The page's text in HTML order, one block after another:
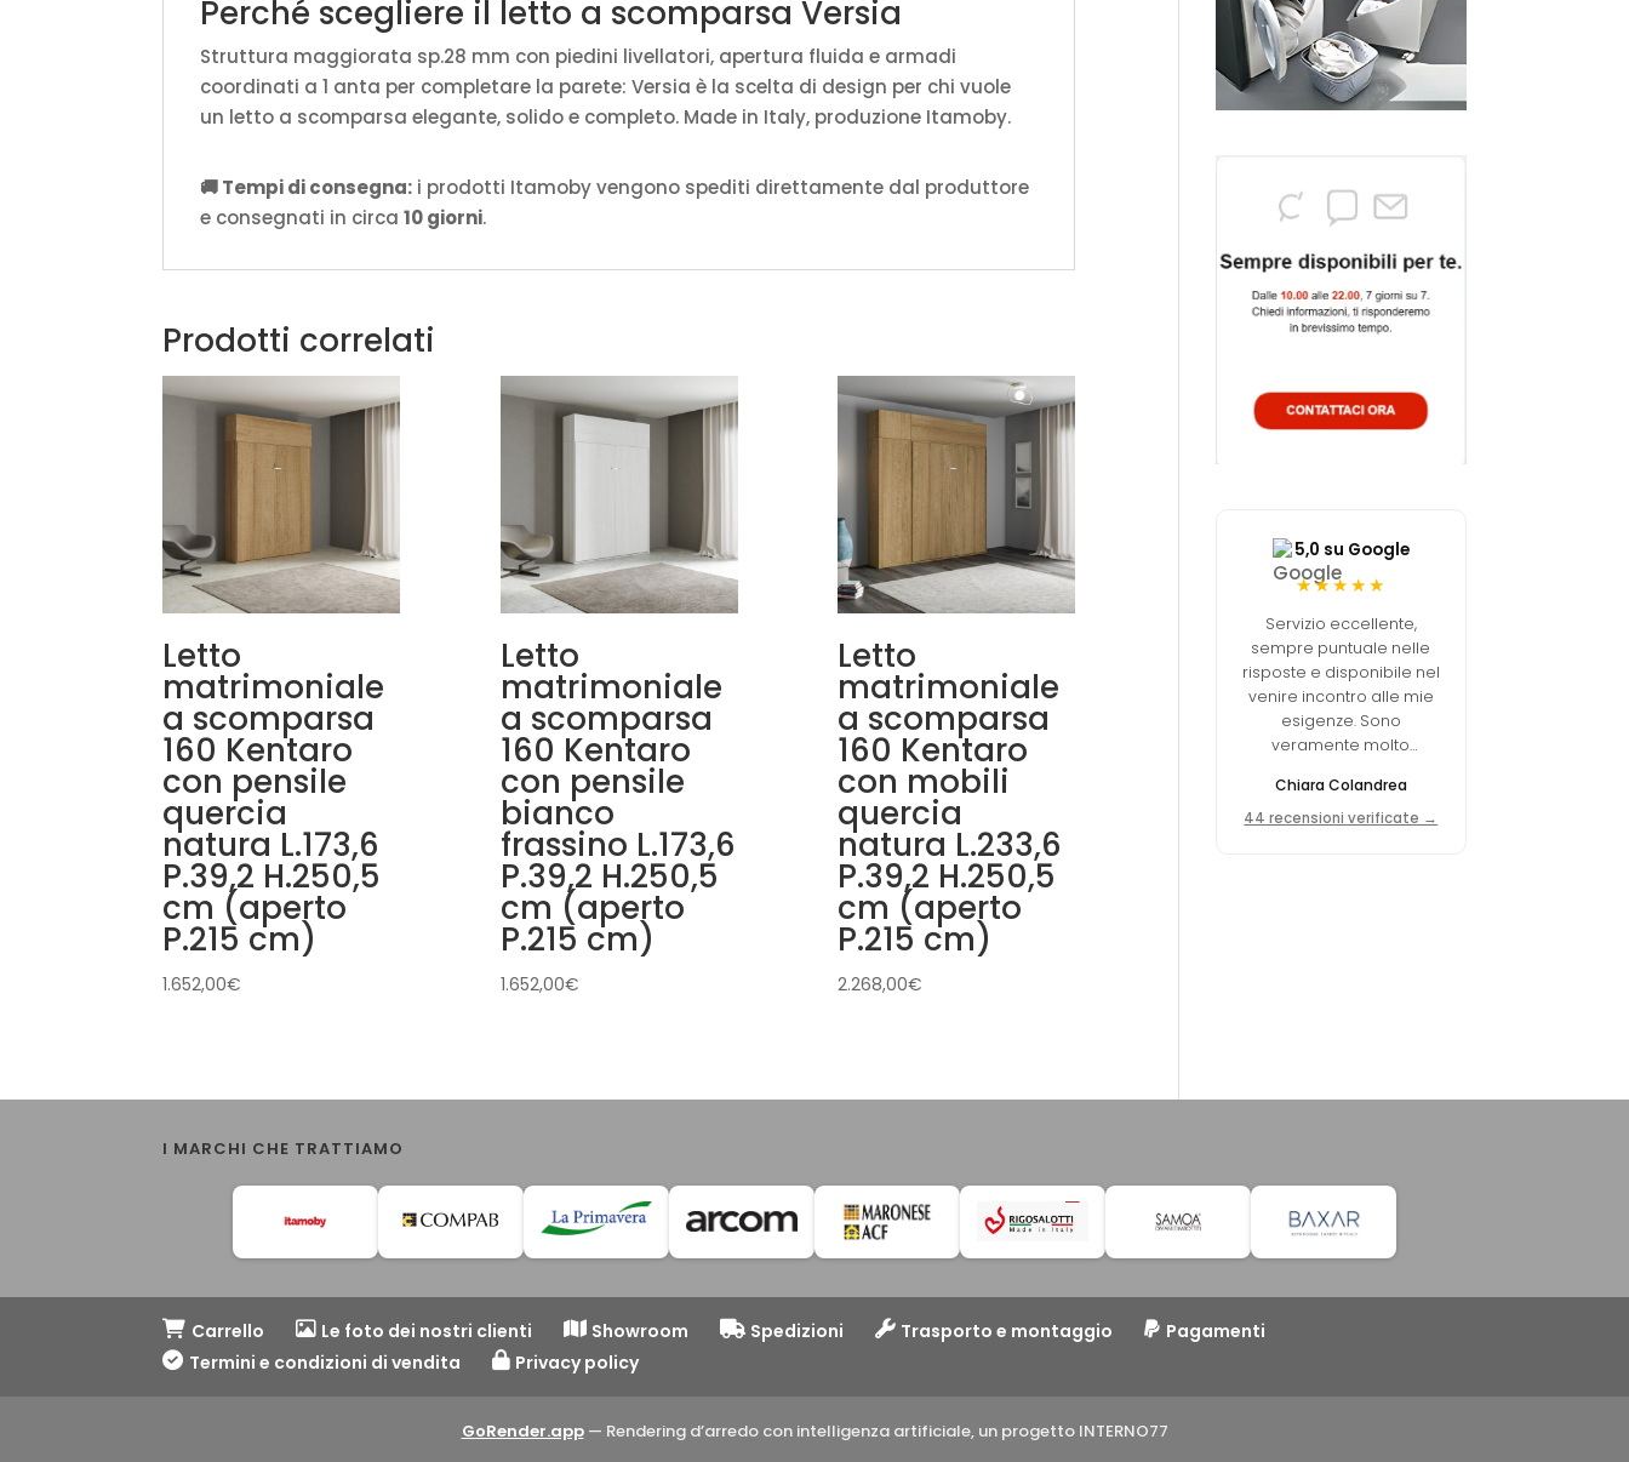
Perché scegliere il letto a scomparsa Versia
Struttura maggiorata sp.28 mm con piedini livellatori, apertura fluida e armadi
coordinati a 1 anta per completare la parete: Versia è la scelta di design per chi vuole
un letto a scomparsa elegante, solido e completo. Made in Italy, produzione Itamoby.
🚚 Tempi di consegna: i prodotti Itamoby vengono spediti direttamente dal produttore
e consegnati in circa10 giorni.
Prodotti correlati
Letto
matrimoniale
a scomparsa
160 Kentaro
con pensile
quercia
natura L.173,6
P.39,2 H.250,5
cm (aperto
P.215 cm)
1.652,00€
Letto
matrimoniale
a scomparsa
160 Kentaro
con pensile
bianco
frassino L.173,6
P.39,2 H.250,5
cm (aperto
P.215 cm)
1.652,00€
Letto
matrimoniale
a scomparsa
160 Kentaro
con mobili
quercia
natura L.233,6
P.39,2 H.250,5
cm (aperto
P.215 cm)
2.268,00€
5,0 su Google
★★★★★
Servizio eccellente,
sempre puntuale nelle
risposte e disponibile nel
venire incontro alle mie
esigenze. Sono
veramente molto
fatta.
Chiara Colandrea
44 recensioni verificate →
I MARCHI CHE TRATTIAMO
Carrello Le foto dei nostri clienti Showroom Spedizioni Trasporto e montaggio
Pagamenti
Termini e condizioni di vendita
Privacy policy
GoRender.app— Rendering d’arredo con intelligenza artificiale, un progetto INTERNO77